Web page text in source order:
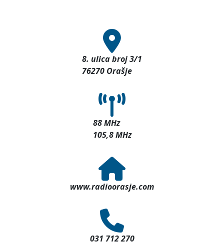
8. ulica broj 3/1
76270 Orašje
88 MHz
105,8 MHz
www.radioorasje.com
031 712 270